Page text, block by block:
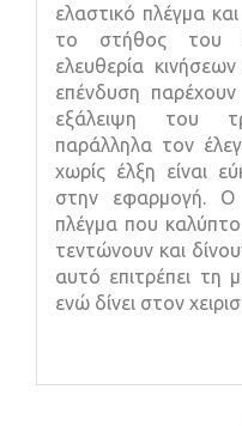
ελαστικό πλέγμα
το στήθος του
ελευθερία
επένδυση
εξάλειψη του
παράλληλα τον
χωρίς έλξη είναι
στην εφαρμογή. Ο
πλέγμα που
τεντώνουν και
αυτό επιτρέπει τη
ενώ δίνει στον